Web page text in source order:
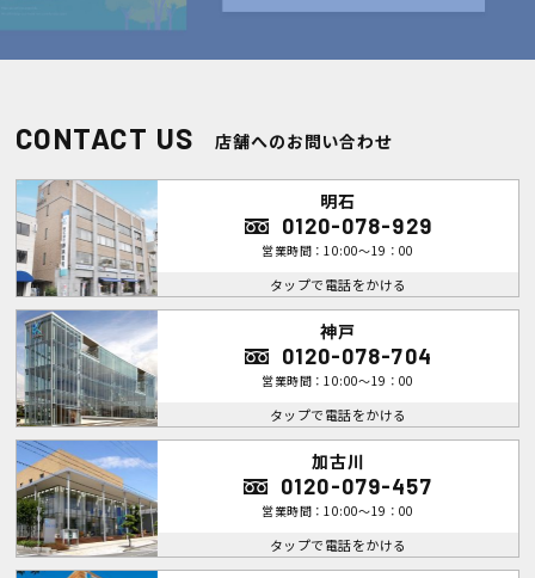
CONTACT US 店舗へのお問い合わせ
明石
0120-078-929
営業時間：10:00～19：00
タップで電話をかける
神戸
0120-078-704
営業時間：10:00～19：00
タップで電話をかける
加古川
0120-079-457
営業時間：10:00～19：00
タップで電話をかける